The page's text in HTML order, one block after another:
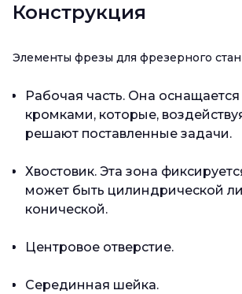
Конструкция
Элементы фрезы для фрезерного
Рабочая часть. Она
кромками, которые,
решают поставленные задачи.
Хвостовик. Эта зона
может быть цилиндрической
конической.
Центровое отверстие.
Серединная шейка.